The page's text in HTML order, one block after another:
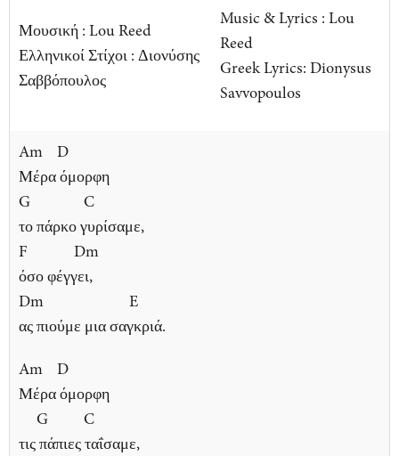
Μουσική : Lou Reed
Ελληνικοί Στίχοι : Διονύσης
Σαββόπουλος
Music & Lyrics : Lou
Reed
Greek Lyrics: Dionysus
Savvopoulos
Am D
Μέρα όμορφη
G C
το πάρκο γυρίσαμε,
F Dm
όσο φέγγει,
Dm E
ας πιούμε μια σαγκριά.
Am D
Μέρα όμορφη
G C
τις πάπιες ταΐσαμε,